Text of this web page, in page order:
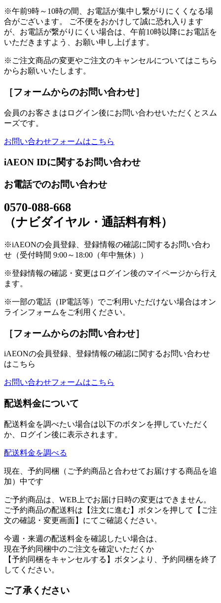
※午前9時～10時の間、お電話が集中し繋がりにくくなる場
合がございます。 ご不便をおかけして誠に恐れ入ります
が、お電話が繋がりにくい場合は、午前10時以降にお電話を
いただきますよう、お願い申し上げます。
※ご注文商品の変更やご注文のキャンセルについてはこちら
からお願いいたします。
［フォームからのお問い合わせ］
会員のお客さまはログイン後にお問い合わせいただくとスム
ーズです。
お問い合わせフォームはこちら
iAEON IDに関するお問い合わせ
お電話でのお問い合わせ
0570-088-668
（ナビダイヤル・通話料有料）
※iAEONの会員登録、登録情報の確認に関するお問い合わ
せ（受付時間 9:00～18:00（年中無休））
※登録情報の確認・変更はログイン後のマイページから行え
ます。
※一部の電話（IP電話等）でご利用いただけない場合はオン
ラインフォームをご利用ください。
［フォームからのお問い合わせ］
iAEONの会員登録、登録情報の確認に関するお問い合わせ
はこちら
お問い合わせフォームはこちら
配送料金について
配送料金を調べたい場合は以下のボタンを押していただく
か、ログイン後に表示されます。
配送料金を調べる
現在、予約同梱（ご予約商品と合わせてお届けする商品を追
加）中です
ご予約商品は、WEB上でお届け日時の変更はできません。
ご予約商品の配送料は【注文に進む】ボタンを押して【ご注
文の確認・変更画面】にてご確認ください。
今週・来週の配送料金を確認したい場合は、
現在予約同梱中のご注文を確定いただくか
【予約同梱をキャンセルする】ボタンより、予約同梱を終了
してください。
ご了承ください